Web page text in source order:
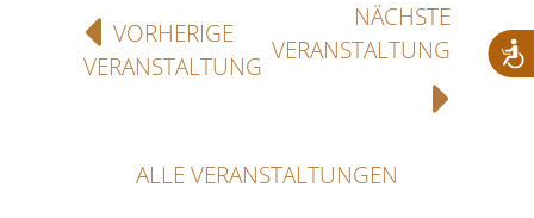
VORHERIGE
VERANSTALTUNG
NÄCHSTE
VERANSTALTUNG
ALLE VERANSTALTUNGEN